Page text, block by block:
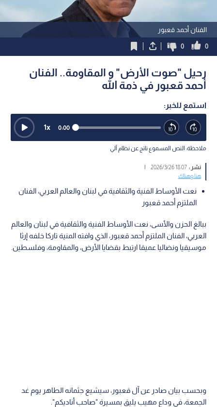
الفنان أحمد قعبور
0
0
رحيل "صوت الأرض" و المقاومة.. الفنان
أحمد قعبور في ذمة الله
استمع للخبر:
0:00
1x
ملاحظة: النص المسموع ناتج عن نظام آلي
نشر :18:07 2026/3/26
هنا وهناك
نعت الأوساط الفنية والثقافية في لبنان والعالم العربي، الفنان
الملتزم أحمد قعبور
ببالغ الحزن والأسى، نعت الأوساط الفنية والثقافية في لبنان والعالم
العربي، الفنان الملتزم أحمد قعبور، الذي وافته المنية تاركا خلفه إرثا
موسيقيا ونضاليا عميقا ارتبط بقضايا الأرض، والمقاومة، وفلسطين.